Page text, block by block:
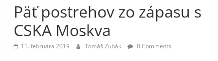
Päť postrehov zo zápasu s
CSKA Moskva
11. februára 2019 Tomáš Zubák 0 Comments